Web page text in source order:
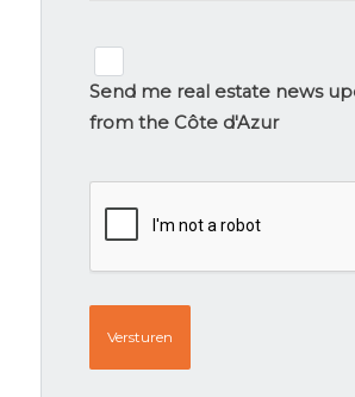
signup
Send me real estate news
from the Côte d'Azur